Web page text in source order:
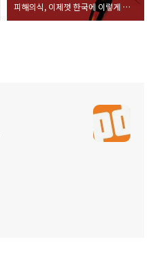
피해의식, 이제껏 한국에 이렇게 농밀한 글램메틀은 없었다! 필살의 헤비메틀 밴드!